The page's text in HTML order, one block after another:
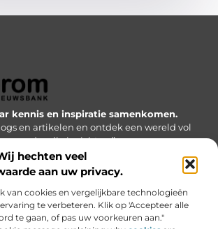
hechten veel
aan uw privacy.
van cookies en vergelijkbare technologieën
te verbeteren. Klik op 'Accepteer alle
te gaan, of pas uw voorkeuren aan."
kennis en inspiratie samenkomen.
en artikelen en ontdek een wereld vol
waardevolle inzichten.”